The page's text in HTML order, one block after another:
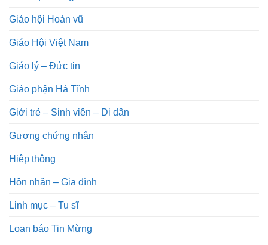
Giáo hội Hoàn vũ
Giáo Hội Việt Nam
Giáo lý – Đức tin
Giáo phận Hà Tĩnh
Giới trẻ – Sinh viên – Di dân
Gương chứng nhân
Hiệp thông
Hôn nhân – Gia đình
Linh mục – Tu sĩ
Loan báo Tin Mừng